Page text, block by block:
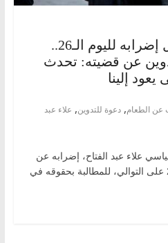
علاء عبد الفتاح يواصل إضرابه لليوم الـ26..
عن قضيته: تحدث
إلينا
عن الطعام, دعوة للتدوين, علاء عبد
علاء عبد الفتاح، إضرابه عن